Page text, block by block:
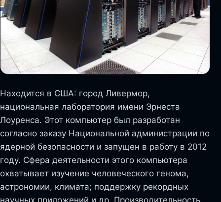
Находится в США: город Ливермор,
национальная лаборатория имени Эрнеста
Лоуренса. Этот компьютер был разработан
согласно заказу Национальной администрации по
ядерной безопасности и запущен в работу в 2012
году. Сфера деятельности этого компьютера
охватывает изучение человеческого генома,
астрономии, климата; поддержку рекордных
научных приложений и др. Производительность